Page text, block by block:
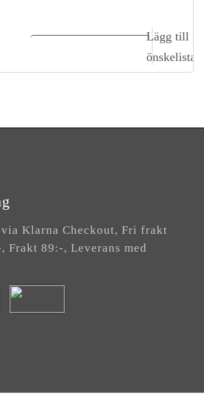
Lägg till i
önskelista
Klarna Checkout, Fri frakt
Frakt 89:-, Leverans med